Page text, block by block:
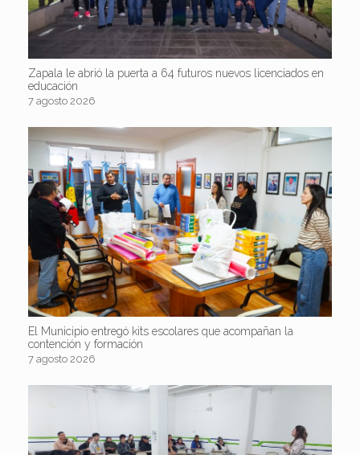
Zapala le abrió la puerta a 64 futuros nuevos licenciados en
educación
7 agosto 2026
El Municipio entregó kits escolares que acompañan la
contención y formación
7 agosto 2026